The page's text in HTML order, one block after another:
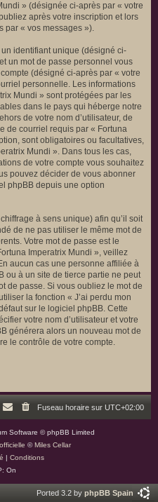
» (désignée ci-après par « votre
après votre inscription et lors
par « vos messages »).
identifiant unique (désigné ci-
un mot de passe personnel vous
(désigné ci-après par « votre
personnelle. Les informations
Mundi » sont protégées par les
dans le pays qui héberge notre
de votre nom d’utilisateur, de
de courriel requis par « Fortuna
sont obligatoires ou facultatives,
Mundi ». Dans tous les cas,
de votre compte vous souhaitez
pouvez décider de vous abonner
phpBB depuis une option
à sens unique) afin qu’il soit
de ne pas utiliser le même mot de
Votre mot de passe est le
Imperatrix Mundi », veillez
aucun cas une personne affiliée à
ou à un site de tierce partie ne peut
de passe. Si vous oubliez le mot de
la fonction « J’ai perdu mon
sur le logiciel phpBB. Cette
votre nom d’utilisateur et votre
générera alors un nouveau mot de
le contrôle de votre compte.
Fuseau horaire sur UTC+02:00
Software © phpBB Limited
©Miles Cellar
| Conditions
On
Ported 3.2 by phpBB Spain